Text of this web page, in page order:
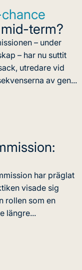
chance
term?
– under
– har nu suttit
utredare vid
av gen...
har präglat
visade sig
rollen som en
längre...